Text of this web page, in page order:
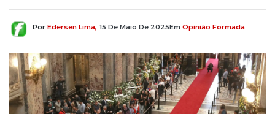
Por Edersen Lima, 15 De Maio De 2025Em Opinião Formada